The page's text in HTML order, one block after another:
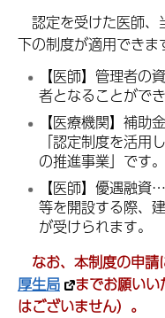
認定を受けた医師、
下の制度が適用できま
【医師】管理者
者となることができ
【医療機関】補
「認定制度を活用
の推進事業」です。
【医師】優遇融
等を開設する際、
が受けられます。
なお、本制度の申
厚生局
までお願い
はございません）。